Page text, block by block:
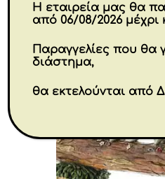
Η εταιρεία μας θα
από 06/08/2026 μέχρι
Παραγγελίες που θα
διάστημα,
θα εκτελούνται από